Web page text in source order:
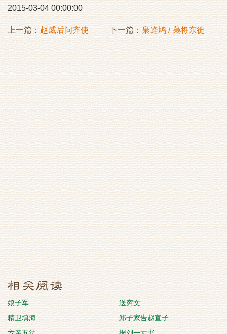
2015-03-04 00:00:00
上一篇：赵威后问齐使 下一篇：枭逢鸠 / 枭将东徙
娘子军
送穷文
精卫填海
郑子家告赵宣子